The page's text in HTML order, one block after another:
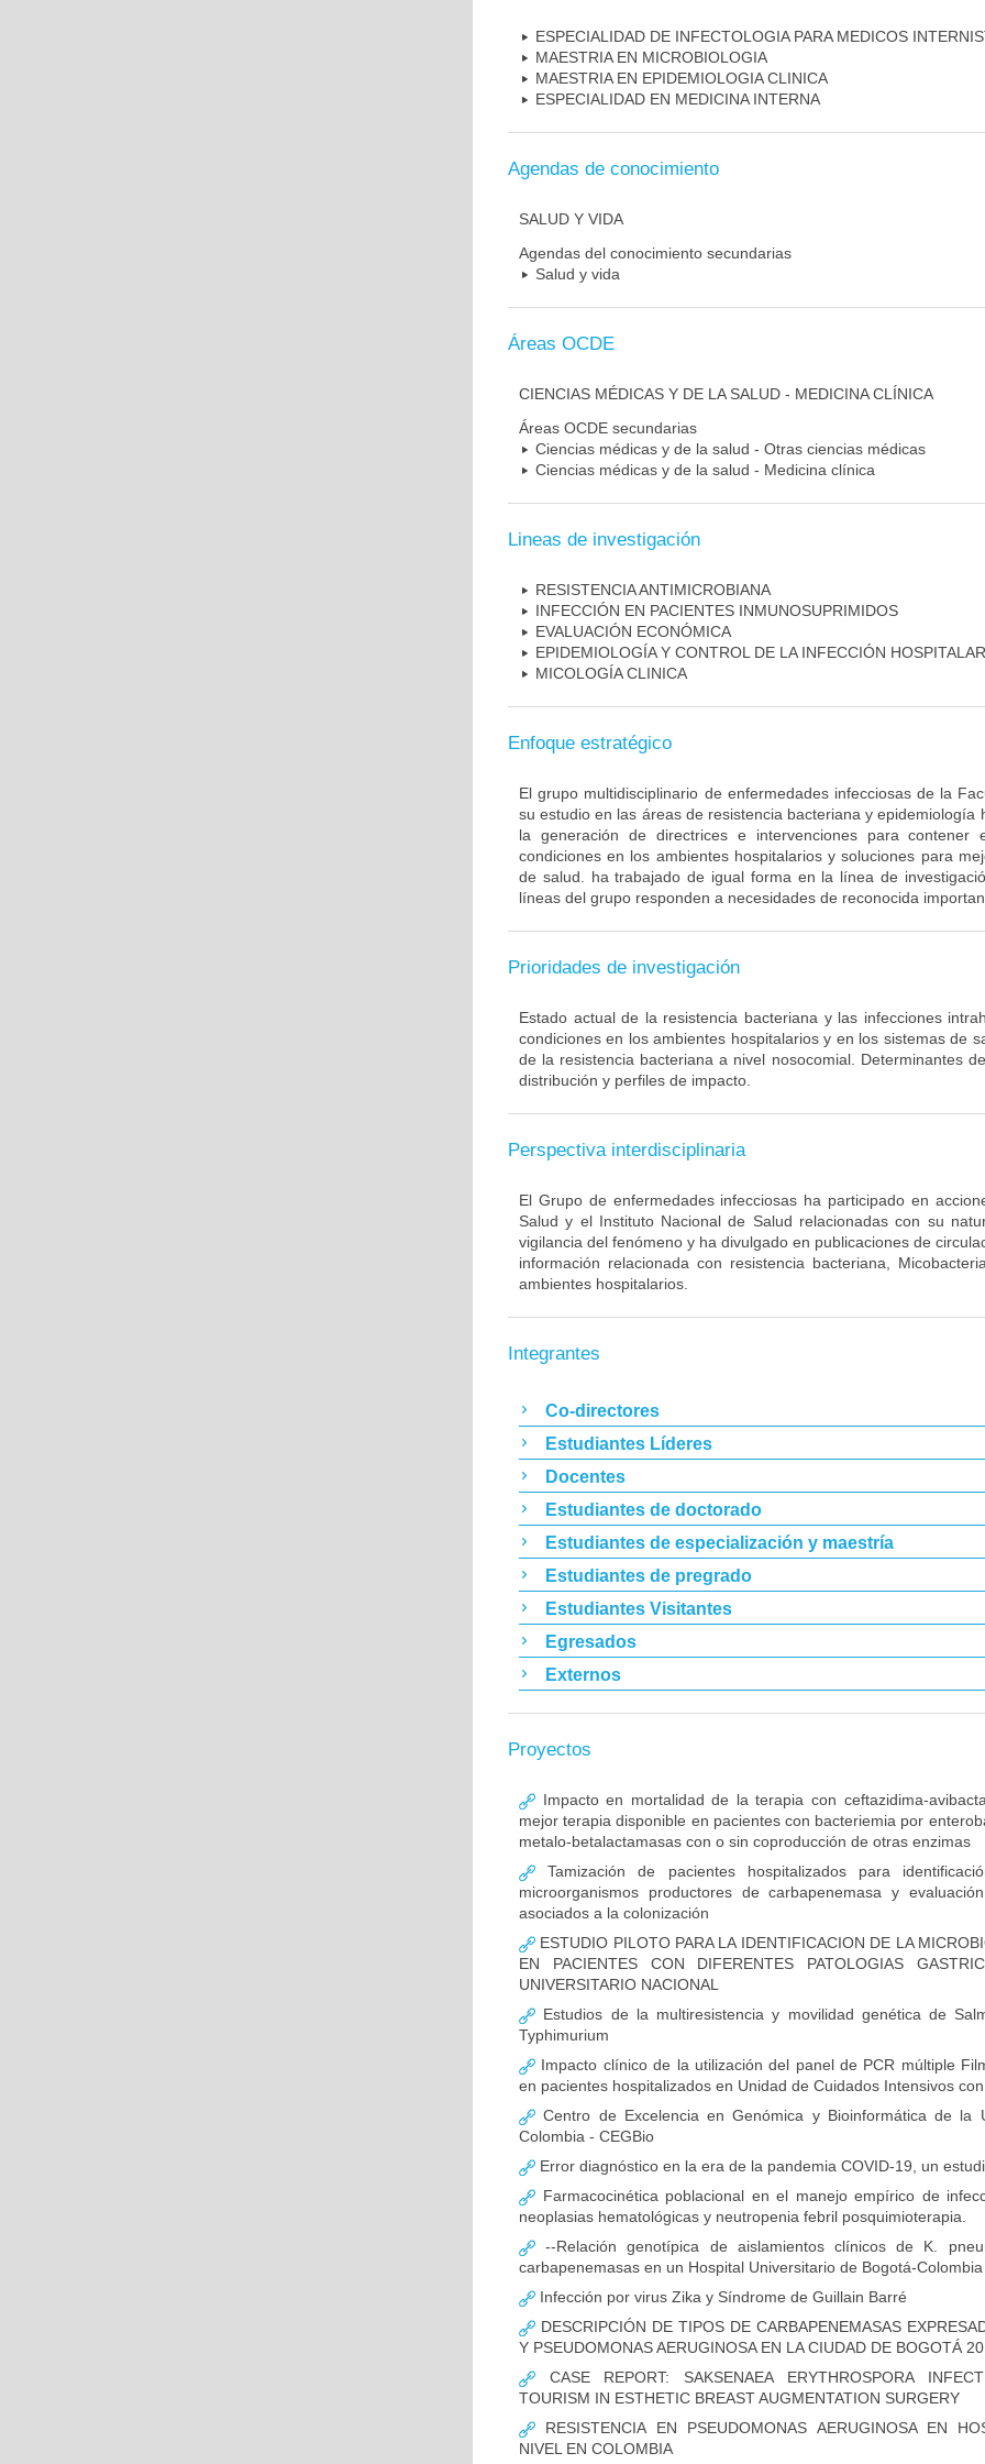
ESPECIALIDAD DE INFECTOLOGIA PARA MEDICOS
MAESTRIA EN MICROBIOLOGIA
MAESTRIA EN EPIDEMIOLOGIA CLINICA
ESPECIALIDAD EN MEDICINA INTERNA
Agendas de conocimiento
SALUD Y VIDA
Agendas del conocimiento secundarias
Salud y vida
Áreas OCDE
CIENCIAS MÉDICAS Y DE LA SALUD - MEDICINA CLÍNICA
Áreas OCDE secundarias
Ciencias médicas y de la salud - Otras ciencias médicas
Ciencias médicas y de la salud - Medicina clínica
Lineas de investigación
RESISTENCIA ANTIMICROBIANA
INFECCIÓN EN PACIENTES INMUNOSUPRIMIDOS
EVALUACIÓN ECONÓMICA
EPIDEMIOLOGÍA Y CONTROL DE LA INFECCIÓN
MICOLOGÍA CLINICA
Enfoque estratégico
El grupo multidisciplinario de enfermedades infecciosas de la
su estudio en las áreas de resistencia bacteriana y epidemiología
la generación de directrices e intervenciones para contener
condiciones en los ambientes hospitalarios y soluciones para
de salud. ha trabajado de igual forma en la línea de
líneas del grupo responden a necesidades de reconocida
Prioridades de investigación
Estado actual de la resistencia bacteriana y las infecciones
condiciones en los ambientes hospitalarios y en los sistemas de
de la resistencia bacteriana a nivel nosocomial. Determinantes
distribución y perfiles de impacto.
Perspectiva interdisciplinaria
El Grupo de enfermedades infecciosas ha participado en
Salud y el Instituto Nacional de Salud relacionadas con su
vigilancia del fenómeno y ha divulgado en publicaciones de
información relacionada con resistencia bacteriana,
ambientes hospitalarios.
Integrantes
Co-directores
Estudiantes Líderes
Docentes
Estudiantes de doctorado
Estudiantes de especialización y maestría
Estudiantes de pregrado
Estudiantes Visitantes
Egresados
Externos
Proyectos
Impacto en mortalidad de la terapia con ceftazidima-
mejor terapia disponible en pacientes con bacteriemia por
metalo-betalactamasas con o sin coproducción de otras enzimas
Tamización de pacientes hospitalizados para
microorganismos productores de carbapenemasa y
asociados a la colonización
ESTUDIO PILOTO PARA LA IDENTIFICACION DE LA
EN PACIENTES CON DIFERENTES PATOLOGIAS
UNIVERSITARIO NACIONAL
Estudios de la multiresistencia y movilidad genética de
Typhimurium
Impacto clínico de la utilización del panel de PCR múltiple
en pacientes hospitalizados en Unidad de Cuidados Intensivos
Centro de Excelencia en Genómica y Bioinformática de la
Colombia - CEGBio
Error diagnóstico en la era de la pandemia COVID-19, un
Farmacocinética poblacional en el manejo empírico de
neoplasias hematológicas y neutropenia febril posquimioterapia.
--Relación genotípica de aislamientos clínicos de K.
carbapenemasas en un Hospital Universitario de Bogotá-
Infección por virus Zika y Síndrome de Guillain Barré
DESCRIPCIÓN DE TIPOS DE CARBAPENEMASAS
Y PSEUDOMONAS AERUGINOSA EN LA CIUDAD DE BOGOTÁ
CASE REPORT: SAKSENAEA ERYTHROSPORA
TOURISM IN ESTHETIC BREAST AUGMENTATION SURGERY
RESISTENCIA EN PSEUDOMONAS AERUGINOSA EN
NIVEL EN COLOMBIA